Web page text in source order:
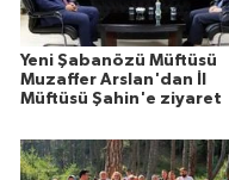
Yeni Şabanözü Müftüsü
Muzaffer Arslan'dan İl
Müftüsü Şahin'e ziyaret